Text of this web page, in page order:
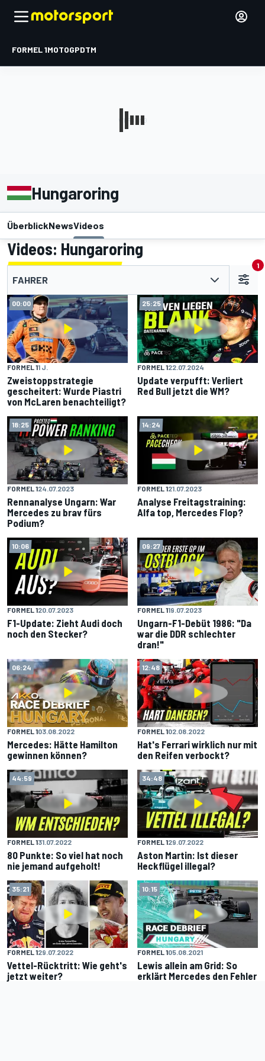
FORMEL 1MOTOGPDTM
Hungaroring
ÜberblickNewsVideos
Videos: Hungaroring
FAHRER
1
00:00
FORMEL 11 J.
Zweistoppstrategie
gescheitert: Wurde Piastri
von McLaren benachteiligt?
25:25
FORMEL 122.07.2024
Update verpufft: Verliert
Red Bull jetzt die WM?
18:25
FORMEL 124.07.2023
Rennanalyse Ungarn: War
Mercedes zu brav fürs
Podium?
14:24
FORMEL 121.07.2023
Analyse Freitagstraining:
Alfa top, Mercedes Flop?
10:06
FORMEL 120.07.2023
F1-Update: Zieht Audi doch
noch den Stecker?
09:27
FORMEL 119.07.2023
Ungarn-F1-Debüt 1986: "Da
war die DDR schlechter
dran!"
06:24
FORMEL 103.08.2022
Mercedes: Hätte Hamilton
gewinnen können?
12:48
FORMEL 102.08.2022
Hat's Ferrari wirklich nur mit
den Reifen verbockt?
44:59
FORMEL 131.07.2022
80 Punkte: So viel hat noch
nie jemand aufgeholt!
34:48
FORMEL 129.07.2022
Aston Martin: Ist dieser
Heckflügel illegal?
35:21
FORMEL 129.07.2022
Vettel-Rücktritt: Wie geht's
jetzt weiter?
10:15
FORMEL 105.08.2021
Lewis allein am Grid: So
erklärt Mercedes den Fehler